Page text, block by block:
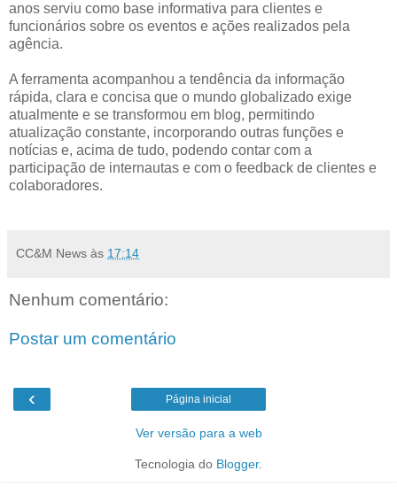
anos serviu como base informativa para clientes e
funcionários sobre os eventos e ações realizados pela
agência.
A ferramenta acompanhou a tendência da informação
rápida, clara e concisa que o mundo globalizado exige
atualmente e se transformou em blog, permitindo
atualização constante, incorporando outras funções e
notícias e, acima de tudo, podendo contar com a
participação de internautas e com o feedback de clientes e
colaboradores.
CC&M News às 17:14
Nenhum comentário:
Postar um comentário
‹ Página inicial
Ver versão para a web
Tecnologia do Blogger.